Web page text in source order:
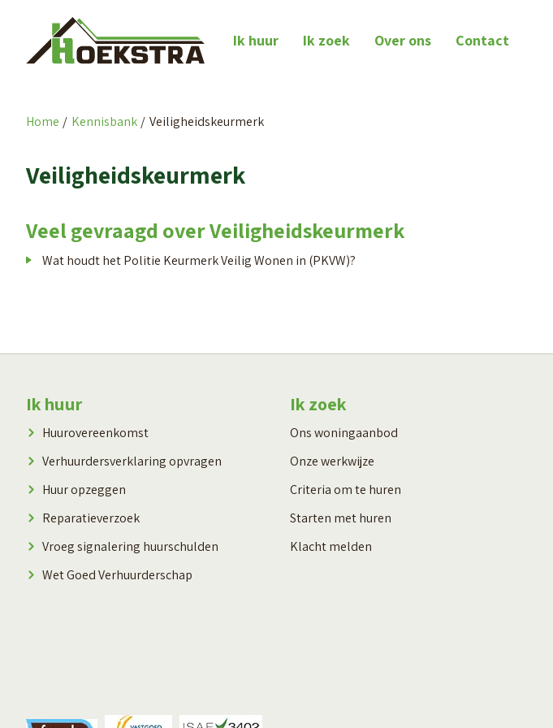
Naar hoofdinhoud
Naar hoofdnavigatiemenu
Naar zoeken
Naar de homepage
Ik huur Ik zoek Over ons Contact
Home Kennisbank Veiligheidskeurmerk
Veiligheidskeurmerk
Veel gevraagd over Veiligheidskeurmerk
Wat houdt het Politie Keurmerk Veilig Wonen in (PKVW)?
Contactinformatie
Ik huur
Huurovereenkomst
Verhuurdersverklaring opvragen
Huur opzeggen
Reparatieverzoek
Vroeg signalering huurschulden
Wet Goed Verhuurderschap
Ik zoek
Ons woningaanbod
Onze werkwijze
Criteria om te huren
Starten met huren
Klacht melden